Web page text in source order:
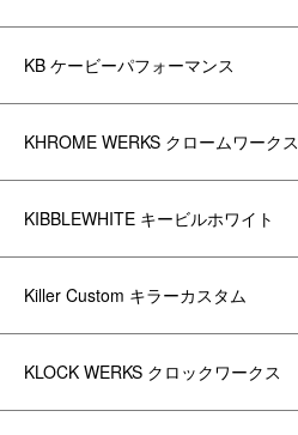
KB ケービーパフォーマンス
KHROME WERKS クロームワークス
KIBBLEWHITE キービルホワイト
Killer Custom キラーカスタム
KLOCK WERKS クロックワークス